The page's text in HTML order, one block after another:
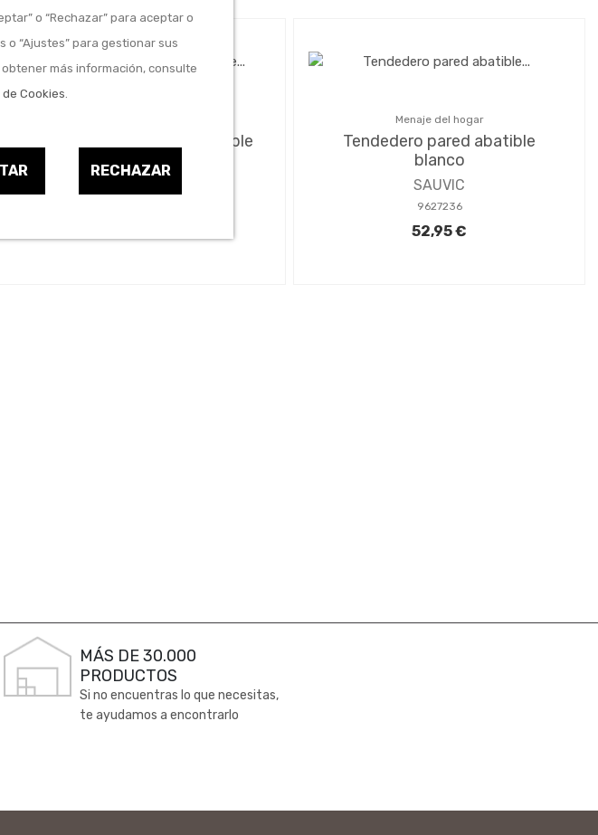
o “Rechazar” para aceptar o
o “Ajustes” para gestionar sus
más información, consulte
Cookies
RECHAZAR
Tendedero baranda adaptable
blanco
Menaje del hogar
Tendedero pared abatible
blanco
SAUVIC
9627236
52,95 €
MÁS DE 30.000
PRODUCTOS
Si no encuentras lo que necesitas,
te ayudamos a encontrarlo